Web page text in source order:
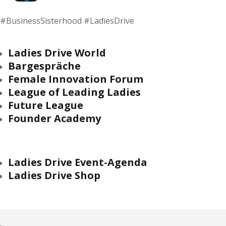
#BusinessSisterhood #LadiesDrive
Ladies Drive World
Bargespräche
Female Innovation Forum
League of Leading Ladies
Future League
Founder Academy
Ladies Drive Event-Agenda
Ladies Drive Shop